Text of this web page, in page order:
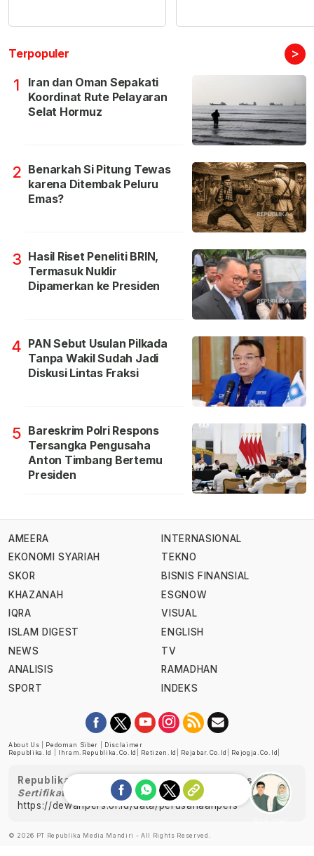
Terpopuler >
1
Iran dan Oman Sepakati
Koordinat Rute Pelayaran
Selat Hormuz
2 Benarkah Si Pitung Tewas
karena Ditembak Peluru
Emas?
3 Hasil Riset Peneliti BRIN,
Termasuk Nuklir
Dipamerkan ke Presiden
4 PAN Sebut Usulan Pilkada
Tanpa Wakil Sudah Jadi
Diskusi Lintas Fraksi
5 Bareskrim Polri Respons
Tersangka Pengusaha
Anton Timbang Bertemu
Presiden
AMEERA
EKONOMI SYARIAH
SKOR
KHAZANAH
IQRA
ISLAM DIGEST
NEWS
ANALISIS
SPORT
INTERNASIONAL
TEKNO
BISNIS FINANSIAL
ESGNOW
VISUAL
ENGLISH
TV
RAMADHAN
INDEKS
About Us Pedoman Siber
Disclaimer
Republika.id
Ihram.republika.co.id Retizen.id Rejabar.co.id Rejogja.co.id
Republika telah diverifikasi oleh Dewan Pers
Sertifikat Nomor 1058/DP-Verifikasi/K/XII/2022
https://dewanpers.or.id/data/perusahaanpers
© 2026 PT Republika Media Mandiri - All Rights Reserved.